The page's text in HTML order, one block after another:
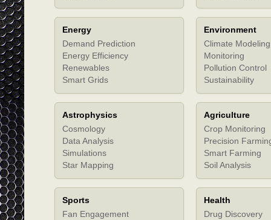
Energy
Demand Prediction
Energy Efficiency
Renewables
Smart Grids
Environment
Climate Modeling
Monitoring
Pollution Control
Sustainability
Astrophysics
Cosmology
Data Analysis
Simulations
Star Mapping
Agriculture
Crop Monitoring
Precision
Smart Farming
Soil Analysis
Sports
Fan Engagement
Health
Drug Discovery